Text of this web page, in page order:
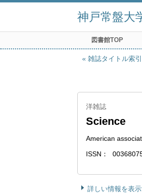
神戸常盤大
図書館TOP
雑誌タイトル索
洋雑誌
Science
American
ISSN
詳しい情報を表